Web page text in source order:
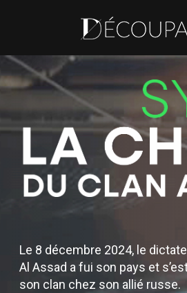
Le 8 décembre 2024, le
Al Assad a fui son pays et
son clan chez son allié russe.